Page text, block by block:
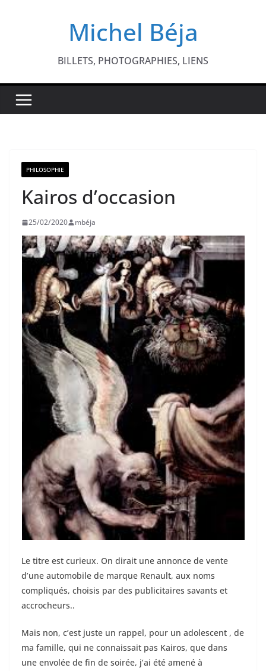
Michel Béja
BILLETS, PHOTOGRAPHIES, LIENS
PHILOSOPHIE
Kairos d’occasion
25/02/2020 mbéja
Le titre est curieux. On dirait une annonce de vente
d’une automobile de marque Renault, aux noms
compliqués, choisis par des publicitaires savants et
accrocheurs..
Mais non, c’est juste un rappel, pour un adolescent , de
ma famille, qui ne connaissait pas Kairos, que dans
une envolée de fin de soirée, j’ai été amené à